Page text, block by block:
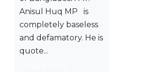
Anisul Huq MP is
completely baseless
and defamatory. He is
quote...